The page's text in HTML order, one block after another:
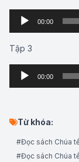
Audio
00:00
Tập 3
Audio
00:00
Từ khóa:
#Đọc sách Chúa
#Đọc sách Chúa